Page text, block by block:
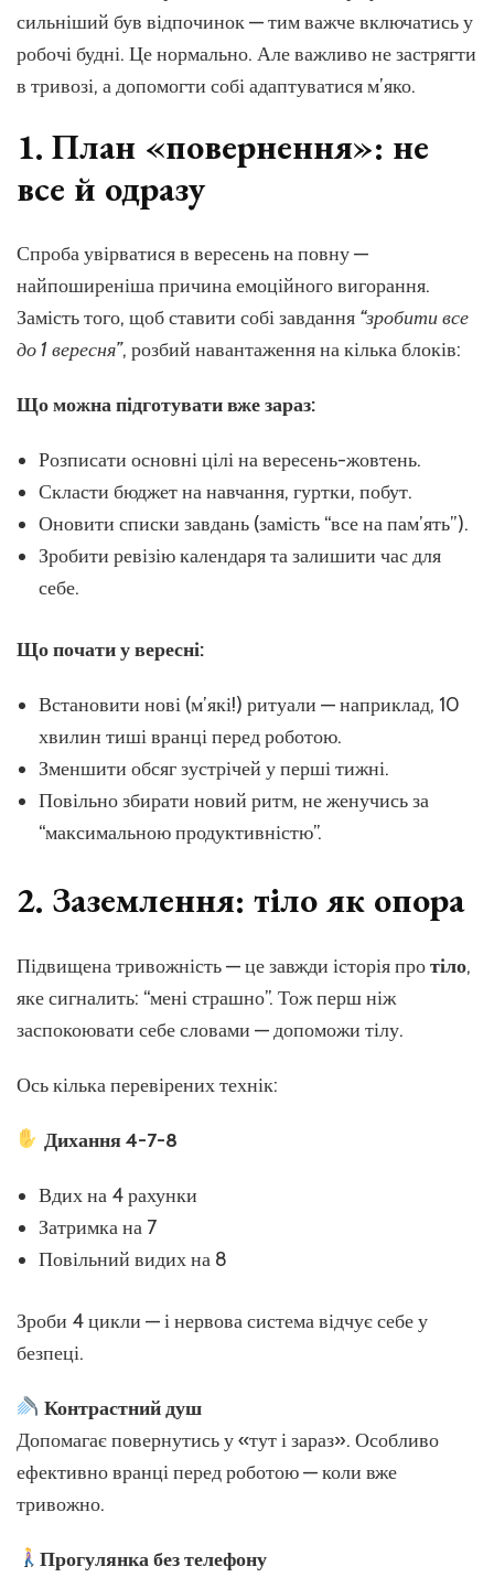
сильніший був відпочинок — тим важче включатись у
робочі будні. Це нормально. Але важливо не застрягти
в тривозі, а допомогти собі адаптуватися м’яко.
1. План «повернення»: не
все й одразу
Спроба увірватися в вересень на повну —
найпоширеніша причина емоційного вигорання.
Замість того, щоб ставити собі завдання “зробити все
до 1 вересня”, розбий навантаження на кілька блоків:
Що можна підготувати вже зараз:
Розписати основні цілі на вересень-жовтень.
Скласти бюджет на навчання, гуртки, побут.
Оновити списки завдань (замість “все на пам’ять”).
Зробити ревізію календаря та залишити час для
себе.
Що почати у вересні:
Встановити нові (м’які!) ритуали — наприклад, 10
хвилин тиші вранці перед роботою.
Зменшити обсяг зустрічей у перші тижні.
Повільно збирати новий ритм, не женучись за
“максимальною продуктивністю”.
2. Заземлення: тіло як опора
Підвищена тривожність — це завжди історія протіло,
яке сигналить: “мені страшно”. Тож перш ніж
заспокоювати себе словами — допоможи тілу.
Ось кілька перевірених технік:
Дихання 4-7-8
Вдих на 4 рахунки
Затримка на 7
Повільний видих на 8
Зроби 4 цикли — і нервова система відчує себе у
безпеці.
Контрастний душ
Допомагає повернутись у «тут і зараз». Особливо
ефективно вранці перед роботою — коли вже
тривожно.
Прогулянка без телефону